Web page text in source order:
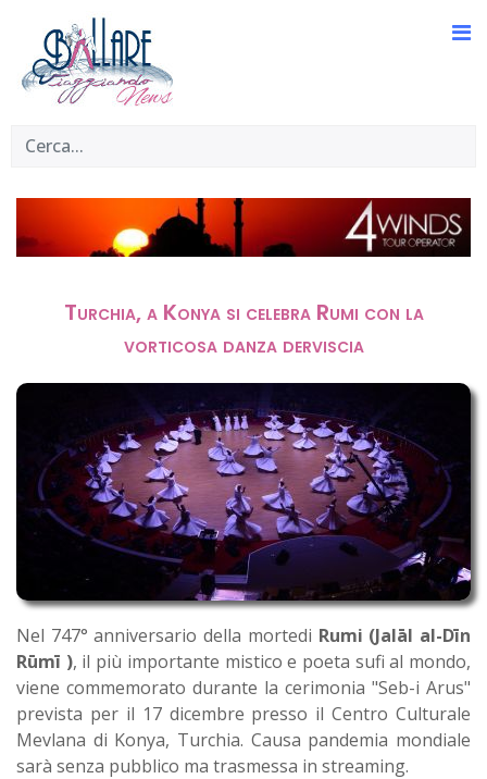
Turchia, a Konya si celebra Rumi con la
vorticosa danza derviscia
Nel 747° anniversario della mortedi Rumi (Jalāl al-Dīn
Rūmī ), il più importante mistico e poeta sufi al mondo,
viene commemorato durante la cerimonia "Seb-i Arus"
prevista per il 17 dicembre presso il Centro Culturale
Mevlana di Konya, Turchia. Causa pandemia mondiale
sarà senza pubblico ma trasmessa in streaming.